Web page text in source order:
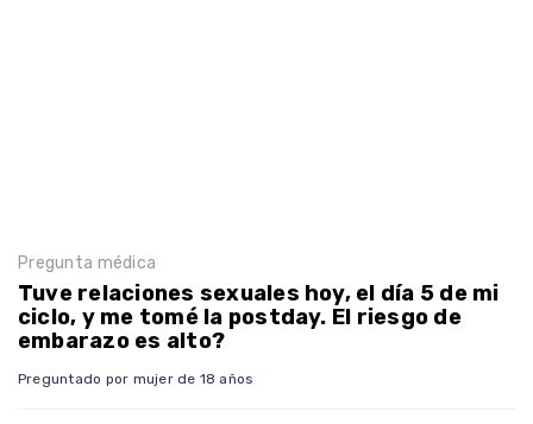
Pregunta médica
Tuve relaciones sexuales hoy, el día 5 de mi
ciclo, y me tomé la postday. El riesgo de
embarazo es alto?
Preguntado por mujer de 18 años